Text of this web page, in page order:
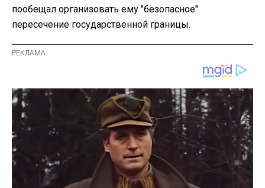
пообещал организовать ему "безопасное"
пересечение государственной границы.